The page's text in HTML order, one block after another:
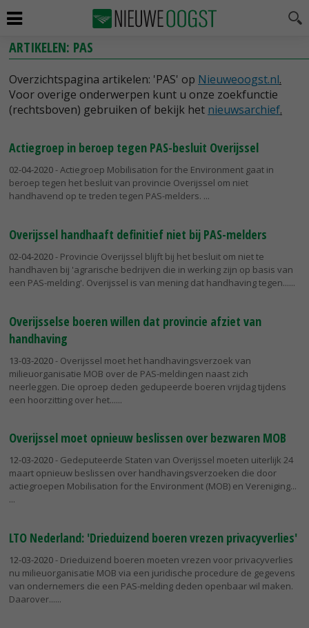
ARTIKELEN: PAS
Overzichtspagina artikelen: 'PAS' op Nieuweoogst.nl.
Voor overige onderwerpen kunt u onze zoekfunctie
(rechtsboven) gebruiken of bekijk het nieuwsarchief.
Actiegroep in beroep tegen PAS-besluit Overijssel
02-04-2020- Actiegroep Mobilisation for the Environment gaat in
beroep tegen het besluit van provincie Overijssel om niet
handhavend op te treden tegen PAS-melders.
Overijssel handhaaft definitief niet bij PAS-melders
02-04-2020- Provincie Overijssel blijft bij het besluit om niet te
handhaven bij 'agrarische bedrijven die in werking zijn op basis van
een PAS-melding'. Overijssel is van mening dat handhaving tegen...
Overijsselse boeren willen dat provincie afziet van
handhaving
13-03-2020- Overijssel moet het handhavingsverzoek van
milieuorganisatie MOB over de PAS-meldingen naast zich
neerleggen. Die oproep deden gedupeerde boeren vrijdag tijdens
een hoorzitting over het...
Overijssel moet opnieuw beslissen over bezwaren MOB
12-03-2020- Gedeputeerde Staten van Overijssel moeten uiterlijk 24
maart opnieuw beslissen over handhavingsverzoeken die door
actiegroepen Mobilisation for the Environment (MOB) en Vereniging...
LTO Nederland: 'Drieduizend boeren vrezen privacyverlies'
12-03-2020- Drieduizend boeren moeten vrezen voor privacyverlies
nu milieuorganisatie MOB via een juridische procedure de gegevens
van ondernemers die een PAS-melding deden openbaar wil maken.
Daarover...